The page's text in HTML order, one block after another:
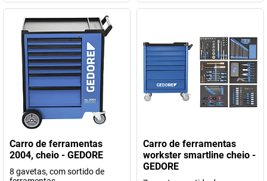
Carro de ferramentas
2004, cheio - GEDORE
8 gavetas, com sortido de
Carro de ferramentas
workster smartline cheio -
GEDORE